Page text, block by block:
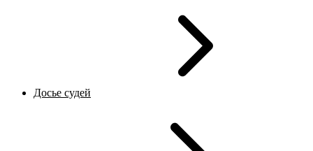
Досье судей